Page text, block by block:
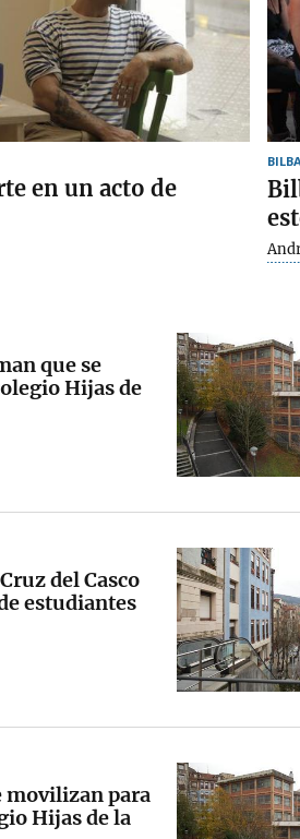
en un acto de
que se
Hijas de
del Casco
estudiantes
movilizan para
Hijas de la